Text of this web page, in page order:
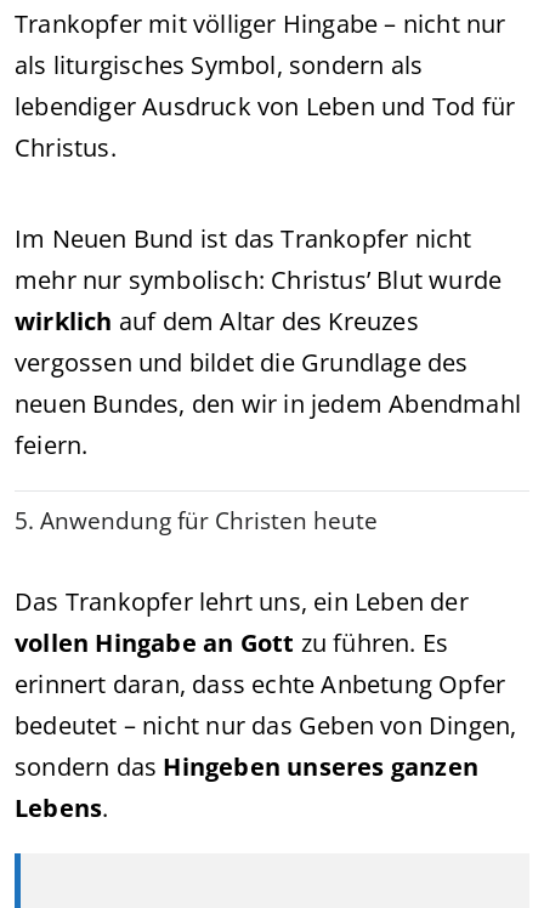
Trankopfer mit völliger Hingabe – nicht nur
als liturgisches Symbol, sondern als
lebendiger Ausdruck von Leben und Tod für
Christus.
Im Neuen Bund ist das Trankopfer nicht
mehr nur symbolisch: Christus’ Blut wurde
wirklich auf dem Altar des Kreuzes
vergossen und bildet die Grundlage des
neuen Bundes, den wir in jedem Abendmahl
feiern.
5. Anwendung für Christen heute
Das Trankopfer lehrt uns, ein Leben der
vollen Hingabe an Gott zu führen. Es
erinnert daran, dass echte Anbetung Opfer
bedeutet – nicht nur das Geben von Dingen,
sondern das Hingeben unseres ganzen
Lebens.